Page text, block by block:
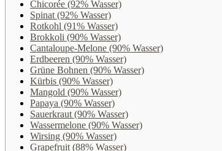
Chicorée (92% Wasser)
Spinat (92% Wasser)
Rotkohl (91% Wasser)
Brokkoli (90% Wasser)
Cantaloupe-Melone (90% Wasser)
Erdbeeren (90% Wasser)
Grüne Bohnen (90% Wasser)
Kürbis (90% Wasser)
Mangold (90% Wasser)
Papaya (90% Wasser)
Sauerkraut (90% Wasser)
Wassermelone (90% Wasser)
Wirsing (90% Wasser)
Grapefruit (88% Wasser)